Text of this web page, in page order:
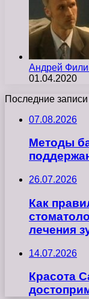
Андрей
01.04.2020
Последние записи
07.08.2026
Методы
26.07.2026
Как
лечения
14.07.2026
Красота